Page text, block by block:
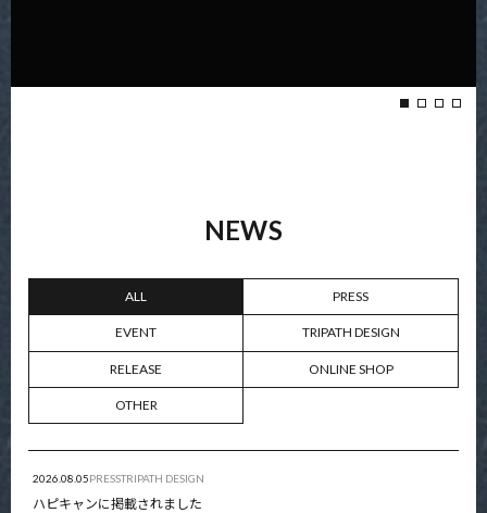
NEWS
ALL PRESS
EVENT TRIPATH DESIGN
RELEASE ONLINE SHOP
OTHER
2026.08.05PRESSTRIPATH DESIGN
ハピキャンに掲載されました